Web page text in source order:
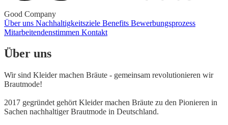
Good Company
Über uns Nachhaltigkeitsziele Benefits Bewerbungsprozess
Mitarbeitendenstimmen Kontakt
Über uns
Wir sind Kleider machen Bräute - gemeinsam revolutionieren wir
Brautmode!
2017 gegründet gehört Kleider machen Bräute zu den Pionieren in
Sachen nachhaltiger Brautmode in Deutschland.